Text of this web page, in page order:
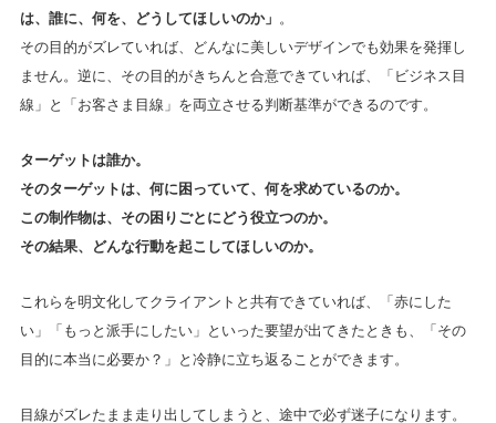
は、誰に、何を、どうしてほしいのか」 。
その目的がズレていれば、どんなに美しいデザインでも効果を発揮し
ません。逆に、その目的がきちんと合意できていれば、「ビジネス目
線」と「お客さま目線」を両立させる判断基準ができるのです。
ターゲットは誰か。
そのターゲットは、何に困っていて、何を求めているのか。
この制作物は、その困りごとにどう役立つのか。
その結果、どんな行動を起こしてほしいのか。
これらを明文化してクライアントと共有できていれば、「赤にした
い」「もっと派手にしたい」といった要望が出てきたときも、「その
目的に本当に必要か？」と冷静に立ち返ることができます。
目線がズレたまま走り出してしまうと、途中で必ず迷子になります。